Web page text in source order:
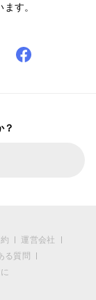
す。
？
運営会社
る質問